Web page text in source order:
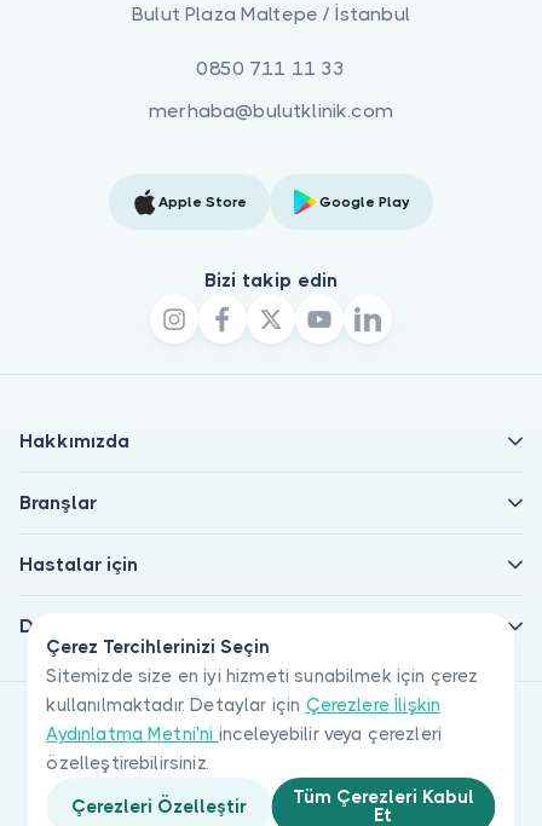
Çerez Tercihlerinizi Seçin
Sitemizde size en iyi hizmeti sunabilmek için çerez
kullanılmaktadır. Detaylar için Çerezlere İlişkin
Aydınlatma Metni'ni inceleyebilir veya çerezleri
özelleştirebilirsiniz.
Çerezleri Özelleştir
Tüm Çerezleri Kabul
Et
Bulut Plaza Maltepe / İstanbul
0850 711 11 33
merhaba@bulutklinik.com
Apple Store Google Play
Bizi takip edin
Hakkımızda
Branşlar
Hastalar için
Doktorlar için